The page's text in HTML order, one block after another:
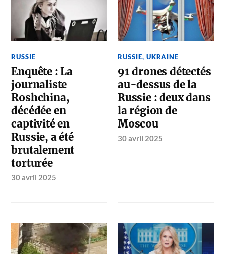
RUSSIE
Enquête : La
journaliste
Roshchina,
décédée en
captivité en
Russie, a été
brutalement
torturée
30 avril 2025
RUSSIE,UKRAINE
91 drones détectés
au-dessus de la
Russie : deux dans
la région de
Moscou
30 avril 2025